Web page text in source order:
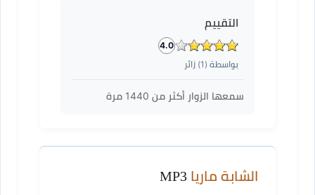
التقييم
4.0
بواسطة ( 1) زائر
سمعها الزوار أكثر من 1440 مرة
الشابة ماريا